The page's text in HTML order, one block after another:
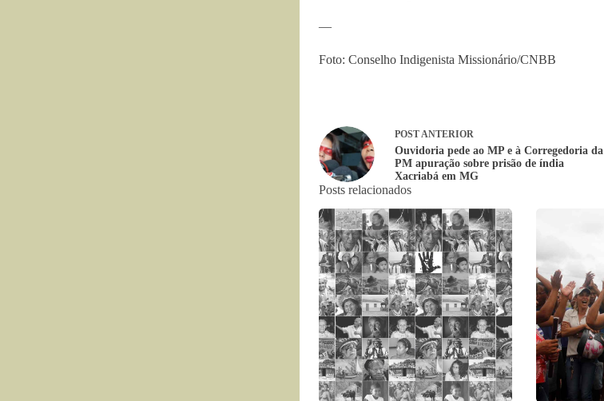
—
Foto: Conselho Indigenista Missionário/CNBB
POSTANTERIOR
Ouvidoria pede ao MP e à Corregedoria da
PM apuração sobre prisão de índia
Xacriabá em MG
Posts relacionados